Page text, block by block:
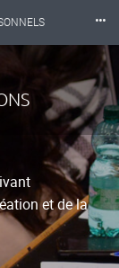
⸱⸱⸱
et de la